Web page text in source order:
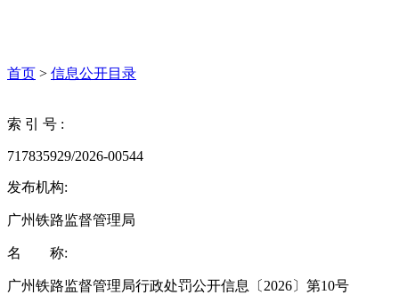
首页 > 信息公开目录
索 引 号 :
717835929/2026-00544
发布机构:
广州铁路监督管理局
名 称:
广州铁路监督管理局行政处罚公开信息〔2026〕第10号